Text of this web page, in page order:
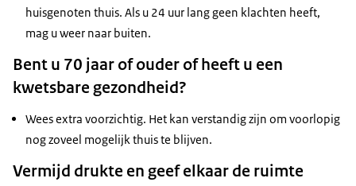
huisgenoten thuis. Als u 24 uur lang geen klachten heeft,
mag u weer naar buiten.
Bent u 70 jaar of ouder of heeft u een
kwetsbare gezondheid?
Wees extra voorzichtig. Het kan verstandig zijn om voorlopig
nog zoveel mogelijk thuis te blijven.
Vermijd drukte en geef elkaar de ruimte